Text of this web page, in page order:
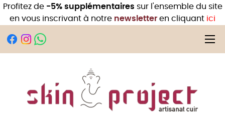
Profitez de-5% supplémentaires sur l'ensemble du site
en vous inscrivant à notre newsletter en cliquant ici
☰